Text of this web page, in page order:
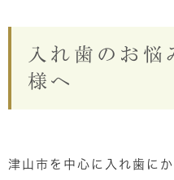
入れ歯のお悩
様へ
津山市を中心に入れ歯に